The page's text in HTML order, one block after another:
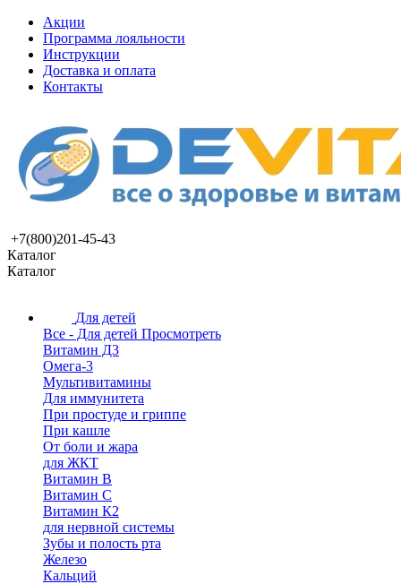
Акции
Программа лояльности
Инструкции
Доставка и оплата
Контакты
+7(800)201-45-43
Каталог
Каталог
Для детей
Все - Для детей Просмотреть
Витамин Д3
Омега-3
Мультивитамины
Для иммунитета
При простуде и гриппе
При кашле
От боли и жара
для ЖКТ
Витамин В
Витамин С
Витамин К2
для нервной системы
Зубы и полость рта
Железо
Кальций